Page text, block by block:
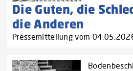
Die Guten, die
die Anderen
Pressemitteilung vom